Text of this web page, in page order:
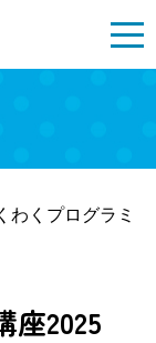
わくプログラミ
座2025